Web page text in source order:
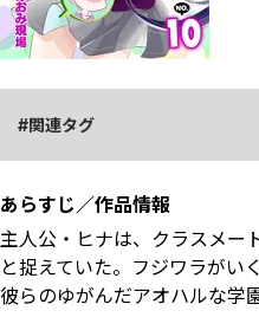
関連タグ
あらすじ／作品情報
主人公・ヒナは、クラスメー
と捉えていた。フジワラがい
彼らのゆがんだアオハルな学